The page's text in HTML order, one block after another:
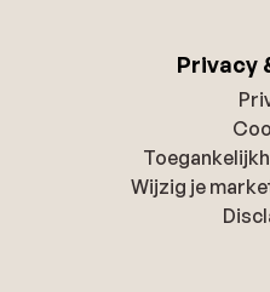
Privacy
Wijzig je